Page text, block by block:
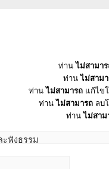
ท่านไม่สามา
ท่านไม่สาม
ท่านไม่สามารถ แก้ไข
ท่านไม่สามารถ ลบ
ท่านไม่สาม